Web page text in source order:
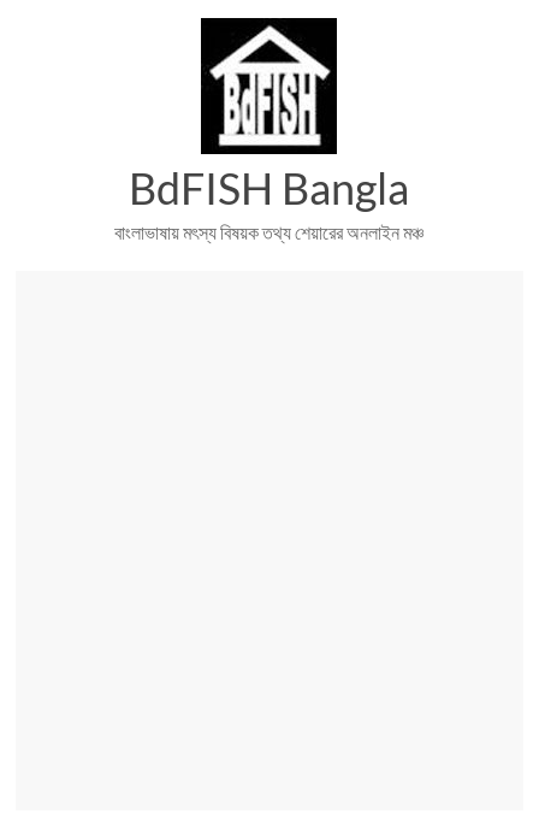
BdFISH Bangla
বাংলাভাষায় মৎস্য বিষয়ক তথ্য শেয়ারের অনলাইন মঞ্চ